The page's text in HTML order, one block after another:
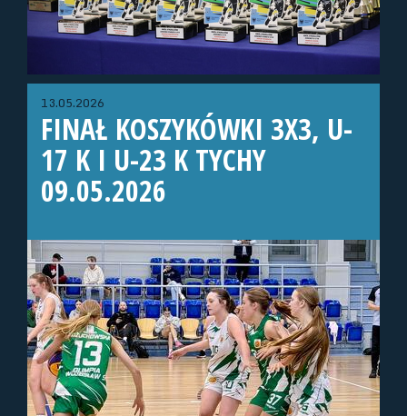
13.05.2026
FINAŁ KOSZYKÓWKI 3X3, U-
17 K I U-23 K TYCHY
09.05.2026